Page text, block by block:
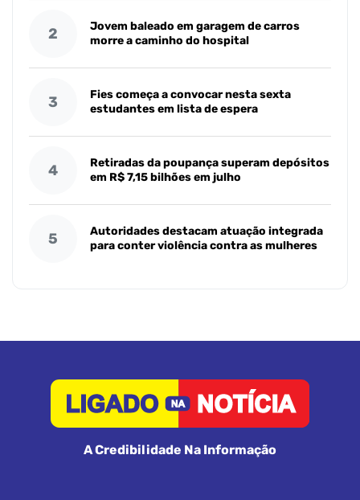
2
Jovem baleado em garagem de carros
morre a caminho do hospital
3
Fies começa a convocar nesta sexta
estudantes em lista de espera
4
Retiradas da poupança superam depósitos
em R$ 7,15 bilhões em julho
5
Autoridades destacam atuação integrada
para conter violência contra as mulheres
A Credibilidade Na Informação